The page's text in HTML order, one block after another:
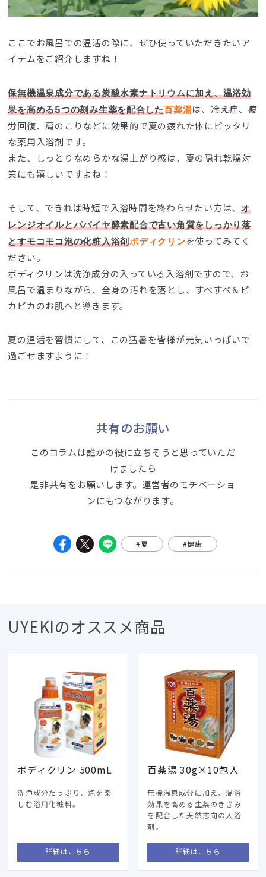
ここでお風呂での温活の際に、ぜひ使っていただきたいア
イテムをご紹介しますね！
保無機温泉成分である炭酸水素ナトリウムに加え、温浴効
果を高める5つの刻み生薬を配合した百薬湯は、冷え症、疲
労回復、肩のこりなどに効果的で夏の疲れた体にピッタリ
な薬用入浴剤です。
また、しっとりなめらかな湯上がり感は、夏の隠れ乾燥対
策にも嬉しいですよね！
そして、できれば時短で入浴時間を終わらせたい方は、オ
レンジオイルとパパイヤ酵素配合で古い角質をしっかり落
とすモコモコ泡の化粧入浴剤ボディクリンを使ってみてく
ださい。
ボディクリンは洗浄成分の入っている入浴剤ですので、お
風呂で温まりながら、全身の汚れを落とし、すべすべ＆ピ
カピカのお肌へと導きます。
夏の温活を習慣にして、この猛暑を皆様が元気いっぱいで
過ごせますように！
共有のお願い
このコラムは誰かの役に立ちそうと思っていただ
けましたら
是非共有をお願いします。運営者のモチベーショ
ンにもつながります。
#夏 #健康
UYEKIのオススメ商品
ボディクリン 500mL
洗浄成分たっぷり、泡を楽
しむ浴用化粧料。
詳細はこちら
百薬湯 30g×10包入
無機温泉成分に加え、温浴
効果を高める生薬のきざみ
を配合した天然志向の入浴
剤。
詳細はこちら